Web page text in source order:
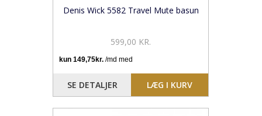
Denis Wick 5582 Travel Mute basun
599,00 KR.
SE DETALJER LÆG I KURV